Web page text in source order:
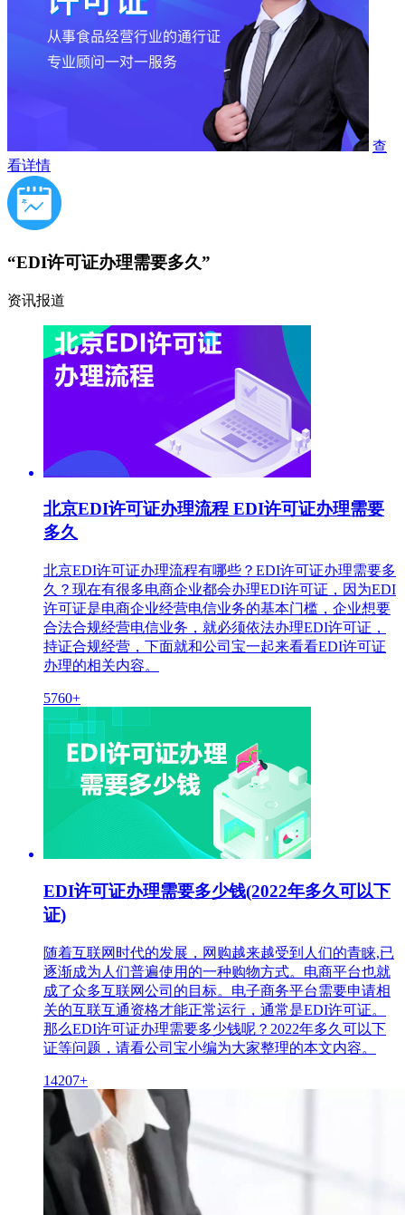
查
看详情
“EDI许可证办理需要多久”
资讯报道
北京EDI许可证办理流程 EDI许可证办理需要
多久
北京EDI许可证办理流程有哪些？EDI许可证办理需要多
久？现在有很多电商企业都会办理EDI许可证，因为EDI
许可证是电商企业经营电信业务的基本门槛，企业想要
合法合规经营电信业务，就必须依法办理EDI许可证，
持证合规经营，下面就和公司宝一起来看看EDI许可证
办理的相关内容。
5760+
EDI许可证办理需要多少钱(2022年多久可以下
证)
随着互联网时代的发展，网购越来越受到人们的青睐,已
逐渐成为人们普遍使用的一种购物方式。电商平台也就
成了众多互联网公司的目标。电子商务平台需要申请相
关的互联互通资格才能正常运行，通常是EDI许可证。
那么EDI许可证办理需要多少钱呢？2022年多久可以下
证等问题，请看公司宝小编为大家整理的本文内容。
14207+